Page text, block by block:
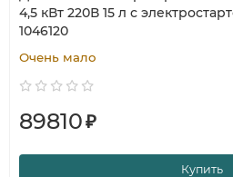
4,5 кВт 220В 15 л с
1046120
Очень мало
89810₽
Купить